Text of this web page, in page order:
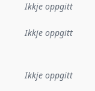
:
Ikkje oppgitt
Denne datoen seier
Ikkje oppgitt
Ikkje oppgitt